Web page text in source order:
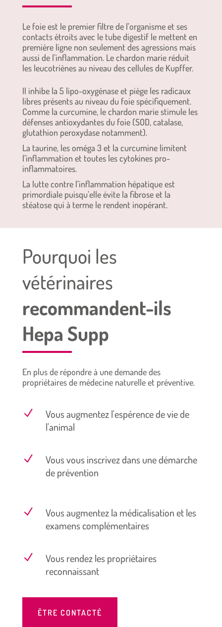
Le foie est le premier filtre de l’organisme et ses
contacts étroits avec le tube digestif le mettent en
première ligne non seulement des agressions mais
aussi de l’inflammation. Le chardon marie réduit
les leucotriènes au niveau des cellules de Kupffer.
Il inhibe la 5 lipo-oxygénase et piège les radicaux
libres présents au niveau du foie spécifiquement.
Comme la curcumine, le chardon marie stimule les
défenses antioxydantes du foie (SOD, catalase,
glutathion peroxydase notamment).
La taurine, les oméga 3 et la curcumine limitent
l’inflammation et toutes les cytokines pro-
inflammatoires.
La lutte contre l’inflammation hépatique est
primordiale puisqu’elle évite la fibrose et la
stéatose qui à terme le rendent inopérant.
Pourquoi les
vétérinaires
recommandent-ils
Hepa Supp
En plus de répondre à une demande des
propriétaires de médecine naturelle et préventive.
N
Vous augmentez l'espérence de vie de
l'animal
N
Vous vous inscrivez dans une démarche
de prévention
N
Vous augmentez la médicalisation et les
examens complémentaires
N
Vous rendez les propriétaires
reconnaissant
ÊTRE CONTACTÉ